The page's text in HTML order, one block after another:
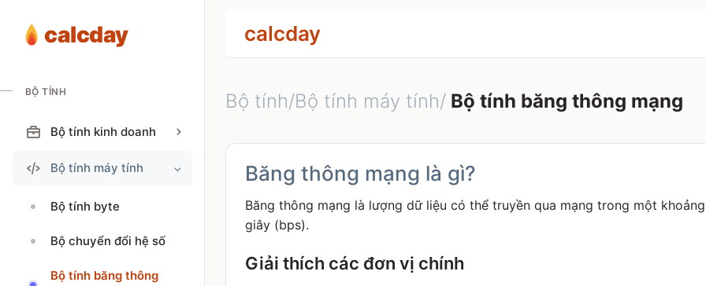
calcday
BỘ TÍNH
Bộ tính kinh doanh
Bộ tính máy tính
Bộ tính byte
Bộ chuyển đổi hệ số
Bộ tính băng thông
calcday
Bộ tính/Bộ tính máy tính/ Bộ tính băng thông mạng
Băng thông mạng là gì?
Băng thông mạng là lượng dữ liệu có thể truyền qua mạng trong một
giây (bps).
Giải thích các đơn vị chính